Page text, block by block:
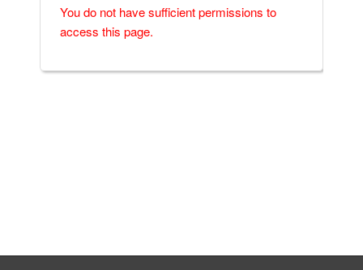
You do not have sufficient permissions to
access this page.